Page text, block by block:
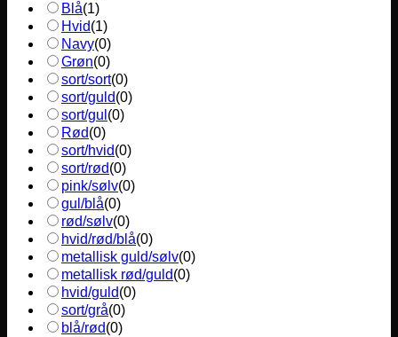
Blå(1)
Hvid(1)
Navy(0)
Grøn(0)
sort/sort(0)
sort/guld(0)
sort/gul (0)
Rød(0)
sort/hvid(0)
sort/rød(0)
pink/sølv(0)
gul/blå(0)
rød/sølv(0)
hvid/rød/blå(0)
metallisk guld/sølv(0)
metallisk rød/guld(0)
hvid/guld(0)
sort/grå(0)
blå/rød(0)